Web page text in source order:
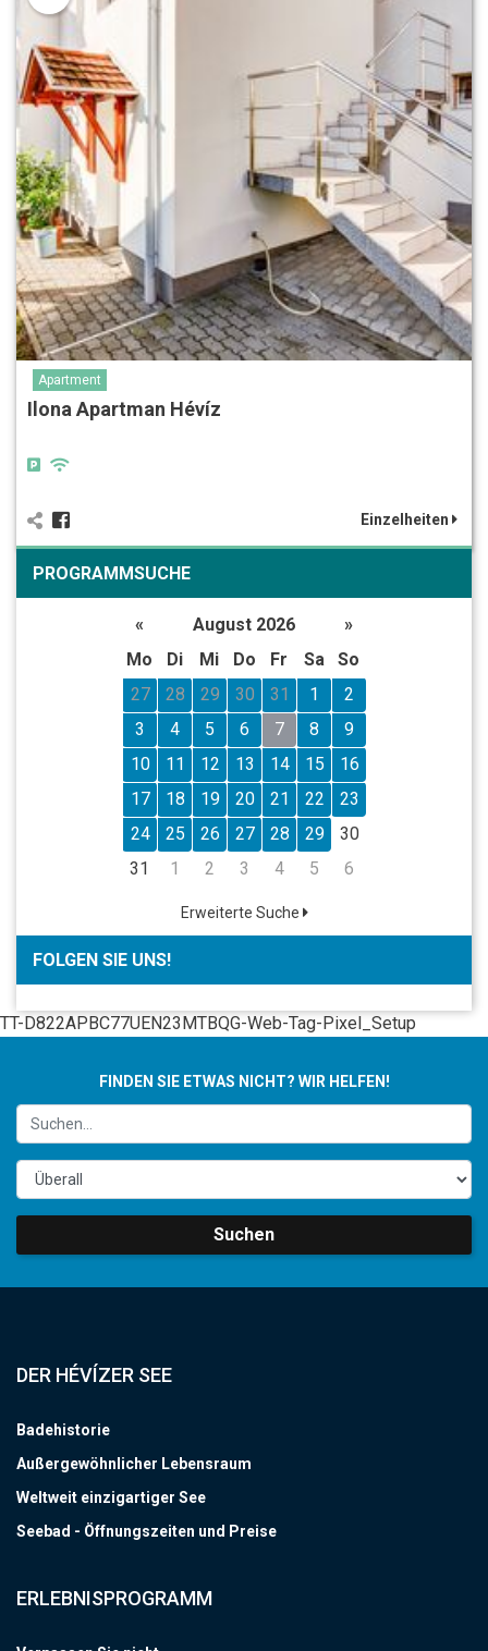
Apartment
Ilona Apartman Hévíz
Einzelheiten
PROGRAMMSUCHE
« August 2026
»
Mo
Di Mi Do Fr Sa
So
27
28 29 30 31 1
2
3
4 5 6 7 8
9
10
11 12 13 14 15
16
17
18 19 20 21 22
23
24
25 26 27 28 29
30
31
1 2 3 4 5 6
Erweiterte Suche
FOLGEN SIE UNS!
TT-D822APBC77UEN23MTBQG-Web-Tag-Pixel_Setup
FINDEN SIE ETWAS NICHT? WIR HELFEN!
Suchen
DER HÉVÍZER SEE
Badehistorie
Außergewöhnlicher Lebensraum
Weltweit einzigartiger See
Seebad - Öffnungszeiten und Preise
ERLEBNISPROGRAMM